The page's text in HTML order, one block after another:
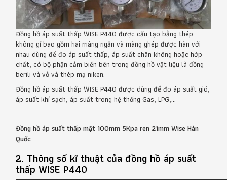
Đồng hồ áp suất thấp WISE P440 được cấu tạo bằng thép
không gỉ bao gồm hai màng ngăn và màng ghép được hàn với
nhau dùng để đo áp suất thấp, áp suất chân không hoặc hớp
chất, có bộ phận cảm biến bên trong đồng hồ vật liệu là đồng
berili và vỏ và thép mạ niken.
Đồng hồ áp suất thấp WISE P440 được dùng để đo áp suất gió,
áp suất khí sạch, áp suất trong hệ thống Gas, LPG,...
Đồng hồ áp suất thấp mặt 100mm 5Kpa ren 21mm Wise Hàn
Quốc
2. Thông số kĩ thuật của đồng hồ áp suất
thấp WISE P440